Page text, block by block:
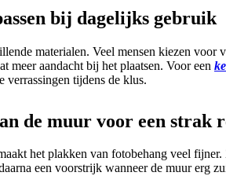
bij dagelijks gebruik
materialen. Veel mensen kiezen
meer aandacht bij het plaatsen. Voor een
verrassingen tijdens de klus.
de muur voor een strak
het plakken van fotobehang veel
een voorstrijk wanneer de muur erg